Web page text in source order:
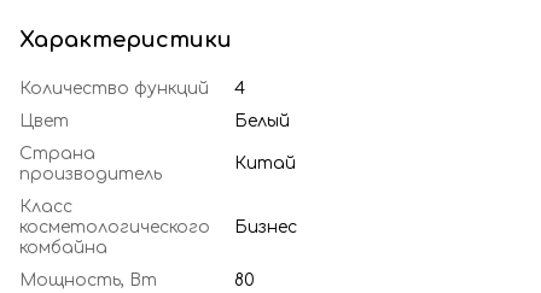
Характеристики
Количество функций
4
Цвет
Белый
Страна
производитель
Китай
Класс
косметологического
комбайна
Бизнес
Мощность, Вт
80